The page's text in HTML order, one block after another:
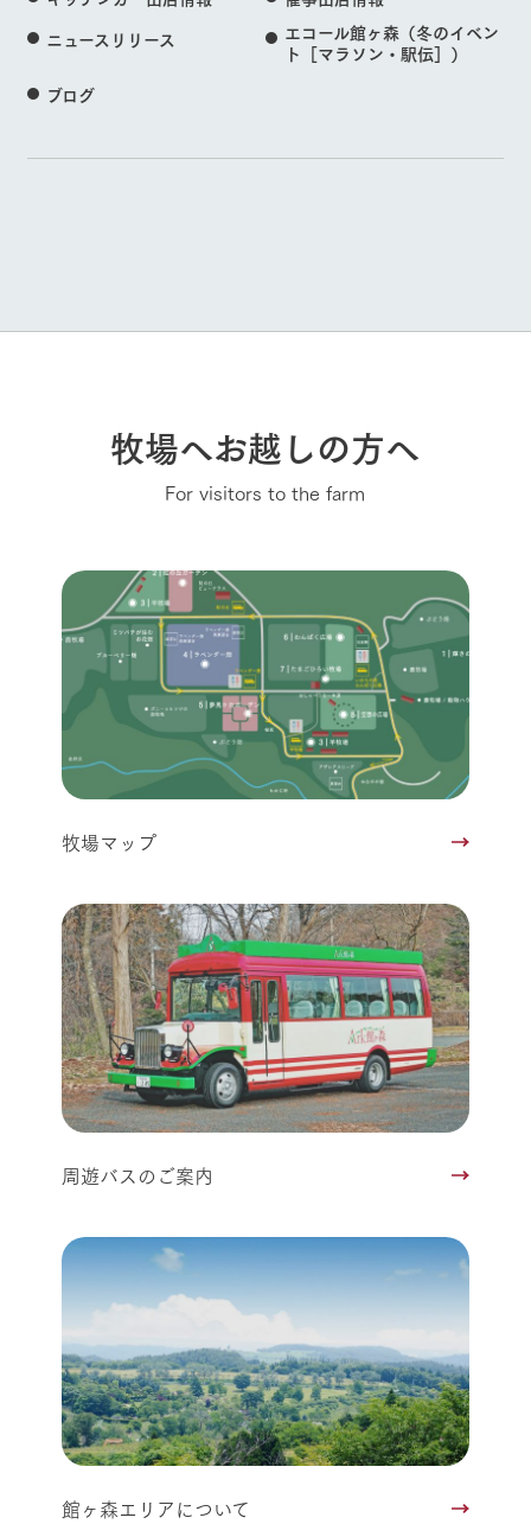
ニュースリリース
エコール館ヶ森（冬のイベン
ト［マラソン・駅伝］）
ブログ
牧場へお越しの方へ
For visitors to the farm
牧場マップ
周遊バスのご案内
館ヶ森エリアについて